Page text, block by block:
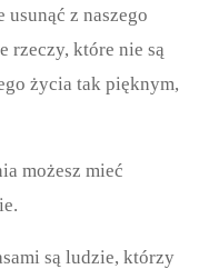
z naszego
rzeczy, które nie są
życia tak pięknym,
możesz mieć
są ludzie, którzy